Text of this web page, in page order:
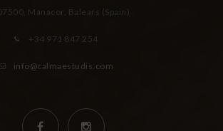
Manacor, Balears (Spain)
+34 971 847 254
info@calmaestudis.com